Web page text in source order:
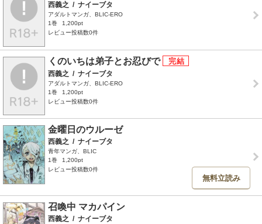
西義之 / ナイーブタ
アダルトマンガ、BLIC-ERO
1巻
1,200pt
レビュー投稿数0件
くのいちは弟子とお忍びで
西義之 / ナイーブタ
アダルトマンガ、BLIC-ERO
1巻
1,200pt
レビュー投稿数0件
金曜日のウルーゼ
西義之 / ナイーブタ
青年マンガ、BLIC
1巻
1,200pt
レビュー投稿数0件
無料立読み
召喚中 マカパイン
西義之 / ナイーブタ